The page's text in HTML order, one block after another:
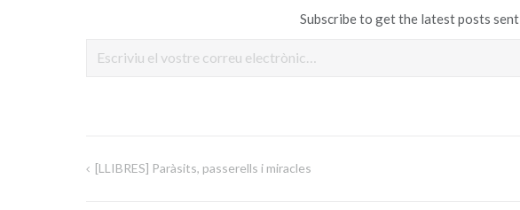
Subscribe to get the latest posts
Navegació
[LLIBRES] Paràsits, passerells i miracles